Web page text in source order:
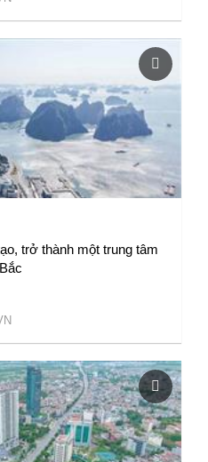
trở thành một trung tâm